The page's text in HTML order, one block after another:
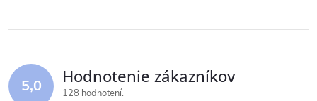
5,0 Hodnotenie zákazníkov
128 hodnotení